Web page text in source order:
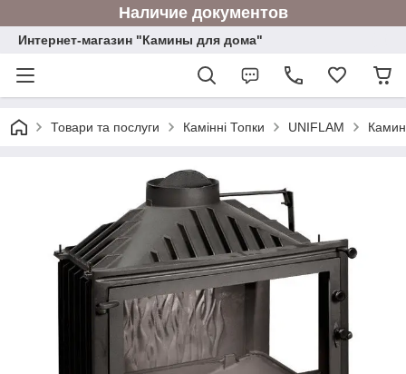
Наличие документов
Интернет-магазин "Камины для дома"
Товари та послуги Камінні Топки UNIFLAM